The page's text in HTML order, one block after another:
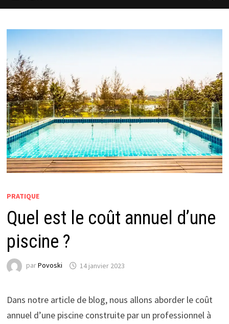
PRATIQUE
Quel est le coût annuel d’une
piscine ?
parPovoski 14 janvier 2023
Dans notre article de blog, nous allons aborder le coût
annuel d’une piscine construite par un professionnel à